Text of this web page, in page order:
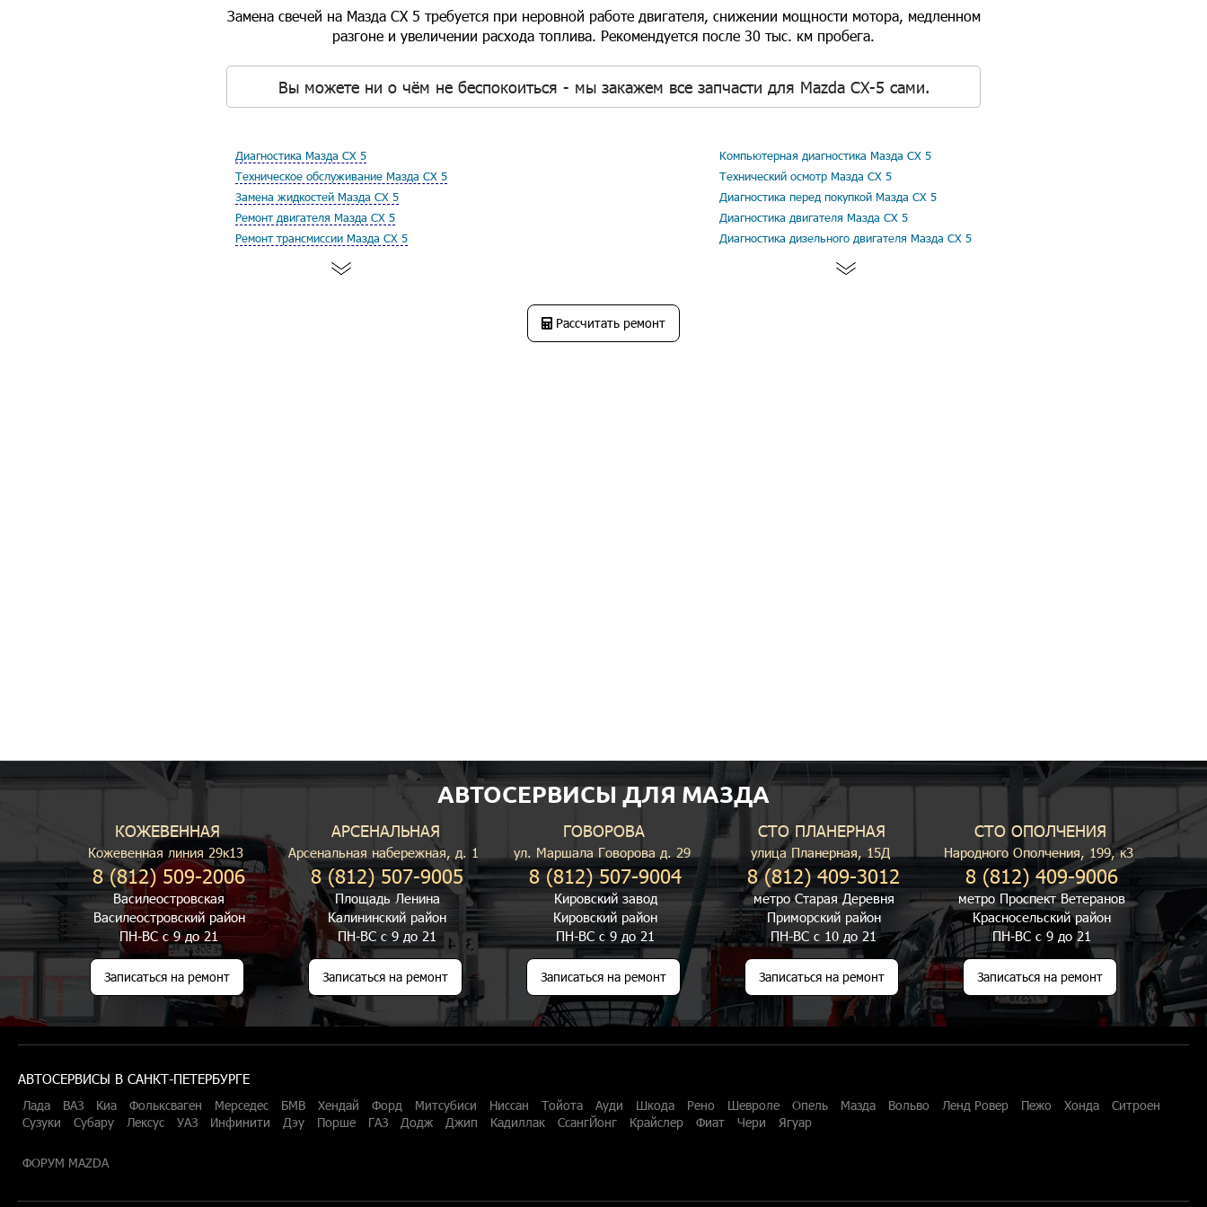
Замена свечей на Мазда СХ 5 требуется при неровной работе двигателя, снижении мощности мотора, медленном
разгоне и увеличении расхода топлива. Рекомендуется после 30 тыс. км пробега.
Вы можете ни о чём не беспокоиться - мы закажем все запчасти для Mazda CX-5 сами.
Диагностика Мазда СХ 5
Техническое обслуживание Мазда СХ 5
Замена жидкостей Мазда СХ 5
Ремонт двигателя Мазда СХ 5
Ремонт трансмиссии Мазда СХ 5
Компьютерная диагностика Мазда СХ 5
Технический осмотр Мазда СХ 5
Диагностика перед покупкой Мазда СХ 5
Диагностика двигателя Мазда СХ 5
Диагностика дизельного двигателя Мазда СХ 5
Рассчитать ремонт
АВТОСЕРВИСЫ ДЛЯ МАЗДА
КОЖЕВЕННАЯ
Кожевенная линия 29к13
8 (812) 509-2006
Василеостровская
Василеостровский район
ПН-ВС с 9 до 21
Записаться на ремонт
АРСЕНАЛЬНАЯ
Арсенальная набережная, д. 1
8 (812) 507-9005
Площадь Ленина
Калининский район
ПН-ВС с 9 до 21
Записаться на ремонт
ГОВОРОВА
ул. Маршала Говорова д. 29
8 (812) 507-9004
Кировский завод
Кировский район
ПН-ВС с 9 до 21
Записаться на ремонт
СТО ПЛАНЕРНАЯ
улица Планерная, 15Д
8 (812) 409-3012
метро Старая Деревня
Приморский район
ПН-ВС с 10 до 21
Записаться на ремонт
СТО ОПОЛЧЕНИЯ
Народного Ополчения, 199, к3
8 (812) 409-9006
метро Проспект Ветеранов
Красносельский район
ПН-ВС с 9 до 21
Записаться на ремонт
АВТОСЕРВИСЫ В САНКТ-ПЕТЕРБУРГЕ
Лада ВАЗ Киа Фольксваген Мерседес БМВ Хендай Форд Митсубиси Ниссан Тойота Ауди Шкода Рено Шевроле Опель Мазда Вольво Ленд Ровер Пежо Хонда
Ситроен
Сузуки
Субару Лексус УАЗ Инфинити Дэу Порше ГАЗ Додж Джип Кадиллак СсангЙонг Крайслер Фиат Чери Ягуар
ФОРУМ MAZDA